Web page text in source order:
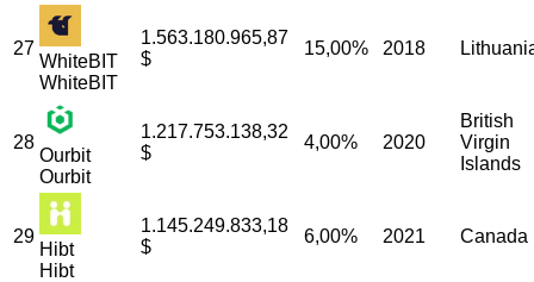
27
WhiteBIT
WhiteBIT
1.563.180.965,87
$
15,00% 2018
28
Ourbit
Ourbit
1.217.753.138,32
$
4,00% 2020
British
Virgin
Islands
29
Hibt
Hibt
1.145.249.833,18
$
6,00% 2021 Canada